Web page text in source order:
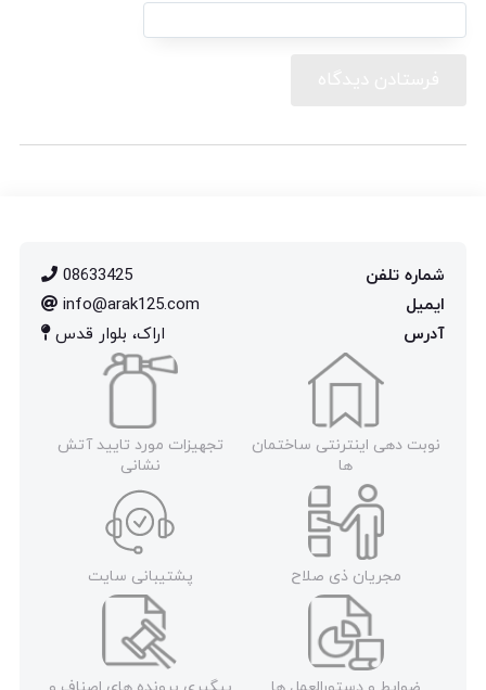
شماره تلفن
08633425
ایمیل
info@arak125.com
آدرس
اراک، بلوار قدس
نوبت دهی اینترنتی ساختمان
ها
تجهیزات مورد تایید آتش
نشانی
مجریان ذی صلاح پشتیبانی سایت